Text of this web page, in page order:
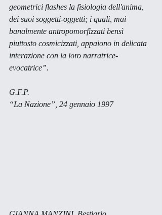
geometrici flashes la fisiologia dell'anima,
dei suoi soggetti-oggetti; i quali, mai
banalmente antropomorfizzati bensì
piuttosto cosmicizzati, appaiono in delicata
interazione con la loro narratrice-
evocatrice”.
G.F.P.
“La Nazione”, 24 gennaio 1997